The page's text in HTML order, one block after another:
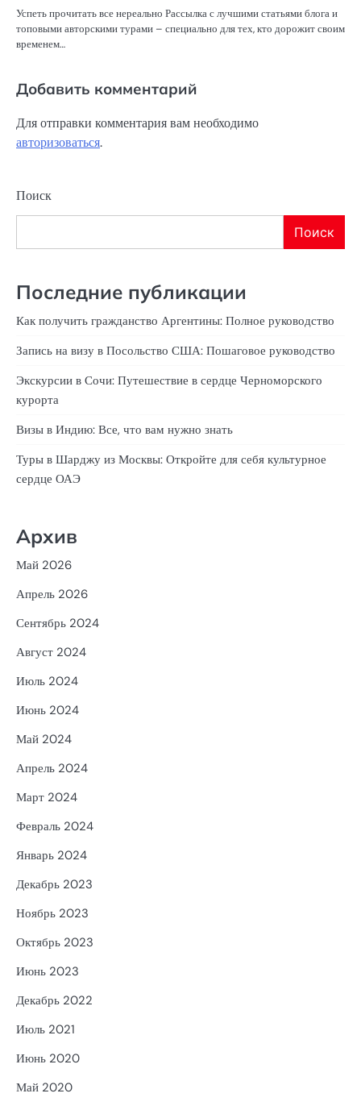
Успеть прочитать все нереально Рассылка с лучшими статьями блога и
топовыми авторскими турами – специально для тех, кто дорожит своим
временем…
Добавить комментарий
Для отправки комментария вам необходимо
авторизоваться.
Поиск
Поиск
Последние публикации
Как получить гражданство Аргентины: Полное руководство
Запись на визу в Посольство США: Пошаговое руководство
Экскурсии в Сочи: Путешествие в сердце Черноморского
курорта
Визы в Индию: Все, что вам нужно знать
Туры в Шарджу из Москвы: Откройте для себя культурное
сердце ОАЭ
Архив
Май 2026
Апрель 2026
Сентябрь 2024
Август 2024
Июль 2024
Июнь 2024
Май 2024
Апрель 2024
Март 2024
Февраль 2024
Январь 2024
Декабрь 2023
Ноябрь 2023
Октябрь 2023
Июнь 2023
Декабрь 2022
Июль 2021
Июнь 2020
Май 2020